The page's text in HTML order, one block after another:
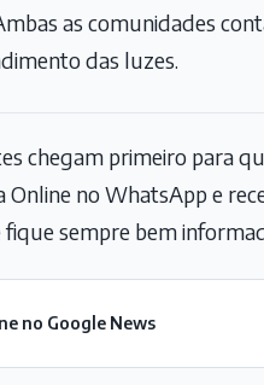
as comunidades
das luzes.
chegam primeiro para
no WhatsApp e
fique sempre bem
no Google News